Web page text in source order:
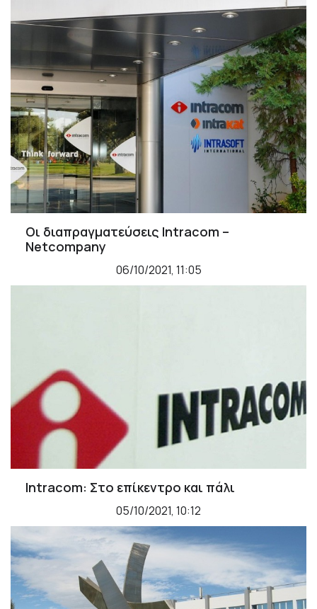
Οι διαπραγματεύσεις Intracom –
Νetcompany
06/10/2021, 11:05
Intracom: Στο επίκεντρο και πάλι
05/10/2021, 10:12